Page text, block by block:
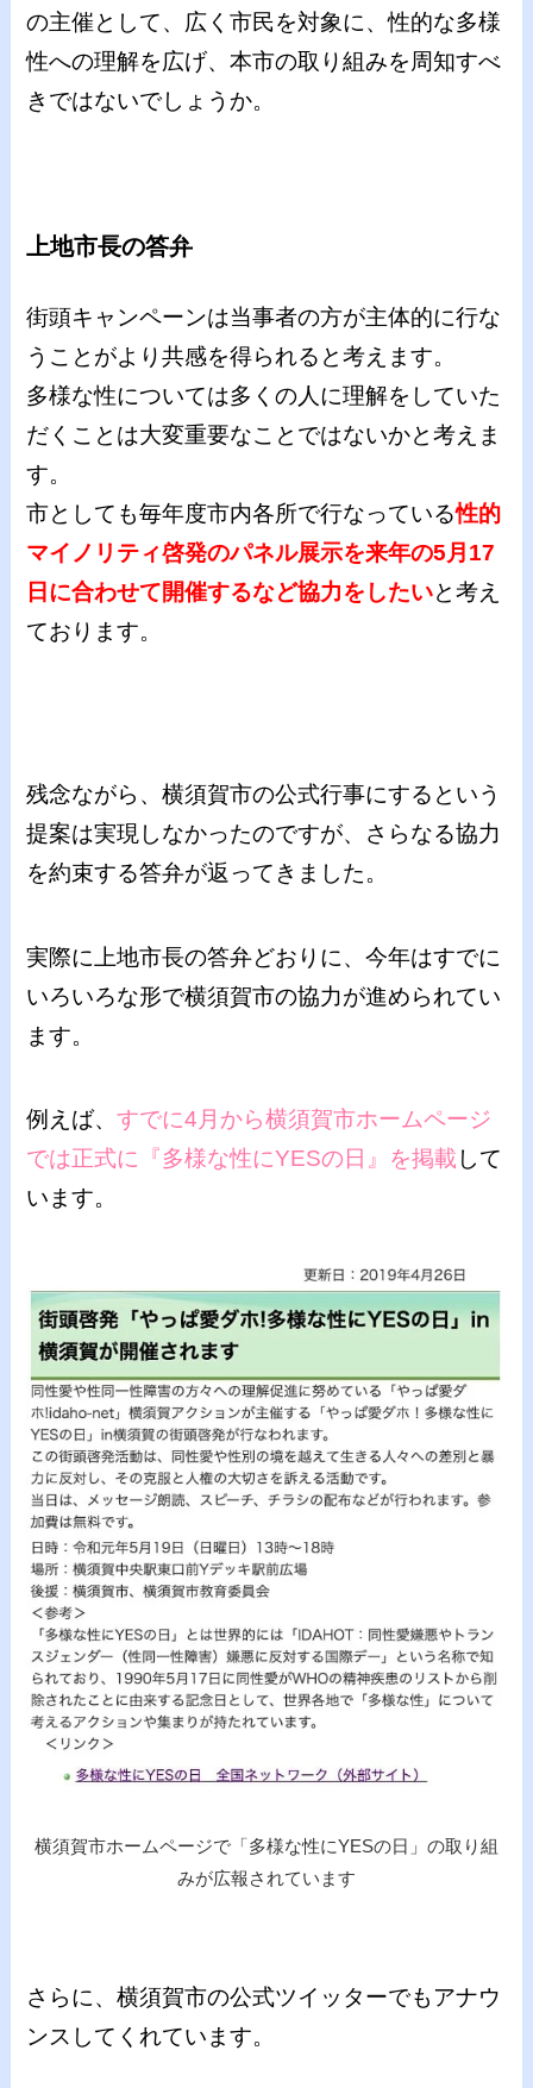
の主催として、広く市民を対象に、性的な多様
性への理解を広げ、本市の取り組みを周知すべ
きではないでしょうか。
上地市長の答弁
街頭キャンペーンは当事者の方が主体的に行な
うことがより共感を得られると考えます。
多様な性については多くの人に理解をしていた
だくことは大変重要なことではないかと考えま
す。
市としても毎年度市内各所で行なっている性的
マイノリティ啓発のパネル展示を来年の5月17
日に合わせて開催するなど協力をしたいと考え
ております。
残念ながら、横須賀市の公式行事にするという
提案は実現しなかったのですが、さらなる協力
を約束する答弁が返ってきました。
実際に上地市長の答弁どおりに、今年はすでに
いろいろな形で横須賀市の協力が進められてい
ます。
例えば、すでに4月から横須賀市ホームページ
では正式に『多様な性にYESの日』を掲載 して
います。
横須賀市ホームページで「多様な性にYESの日」の取り組
みが広報されています
さらに、横須賀市の公式ツイッターでもアナウ
ンスしてくれています。